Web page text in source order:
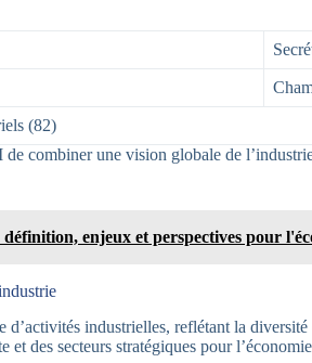
(82)
combiner une vision globale de
enjeux et perspectives pour
industrielles, reflétant la
et des secteurs stratégiques pour